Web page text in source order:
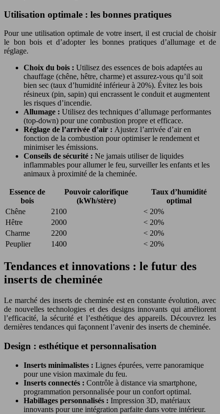
Utilisation optimale : les bonnes pratiques
Pour une utilisation optimale de votre insert, il est crucial de choisir
le bon bois et d’adopter les bonnes pratiques d’allumage et de
réglage.
Choix du bois : Utilisez des essences de bois adaptées au
chauffage (chêne, hêtre, charme) et assurez-vous qu’il soit
bien sec (taux d’humidité inférieur à 20%). Évitez les bois
résineux (pin, sapin) qui encrassent le conduit et augmentent
les risques d’incendie.
Allumage : Utilisez des techniques d’allumage performantes
(top-down) pour une combustion propre et efficace.
Réglage de l’arrivée d’air : Ajustez l’arrivée d’air en
fonction de la combustion pour optimiser le rendement et
minimiser les émissions.
Conseils de sécurité : Ne jamais utiliser de liquides
inflammables pour allumer le feu, surveiller les enfants et les
animaux à proximité de la cheminée.
Essence de
bois
Pouvoir calorifique
(kWh/stère)
Taux d’humidité
optimal
Chêne
2100
< 20%
Hêtre
2000
< 20%
Charme
2200
< 20%
Peuplier
1400 < 20%
Tendances et innovations : le futur des
inserts de cheminée
Le marché des inserts de cheminée est en constante évolution, avec
de nouvelles technologies et des designs innovants qui améliorent
l’efficacité, la sécurité et l’esthétique des appareils. Découvrez les
dernières tendances qui façonnent l’avenir des inserts de cheminée.
Design : esthétique et personnalisation
Inserts minimalistes : Lignes épurées, verre panoramique
pour une vision maximale du feu.
Inserts connectés : Contrôle à distance via smartphone,
programmation personnalisée pour un confort optimal.
Habillages personnalisés : Impression 3D, matériaux
innovants pour une intégration parfaite dans votre intérieur.